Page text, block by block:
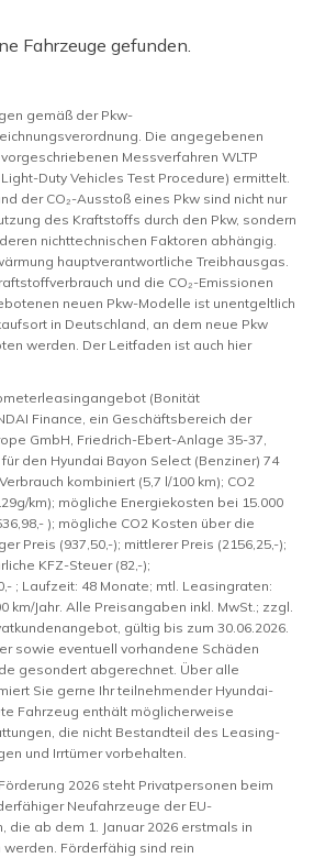
Fahrzeuge gefunden.
gemäß der Pkw-
Die angegebenen
Messverfahren WLTP
Duty Vehicles Test Procedure) ermittelt.
der CO₂-Ausstoß eines Pkw sind nicht nur
des Kraftstoffs durch den Pkw, sondern
nichttechnischen Faktoren abhängig.
hauptverantwortliche Treibhausgas.
und die CO₂-Emissionen
neuen Pkw-Modelle ist unentgeltlich
in Deutschland, an dem neue Pkw
werden. Der Leitfaden ist auch hier
(Bonität
Finance, ein Geschäftsbereich der
GmbH, Friedrich-Ebert-Anlage 35-37,
den Hyundai Bayon Select (Benziner) 74
kombiniert (5,7 l/100 km); CO2
km); mögliche Energiekosten bei 15.000
); mögliche CO2 Kosten über die
Preis (937,50,-); mittlerer Preis (2156,25,-);
KFZ-Steuer (82,-);
; Laufzeit: 48 Monate; mtl. Leasingraten:
km/Jahr. Alle Preisangaben inkl. MwSt.; zzgl.
gültig bis zum 30.06.2026.
sowie eventuell vorhandene Schäden
gesondert abgerechnet. Über alle
Sie gerne Ihr teilnehmender Hyundai-
Fahrzeug enthält möglicherweise
die nicht Bestandteil des Leasing-
und Irrtümer vorbehalten.
2026 steht Privatpersonen beim
Neufahrzeuge der EU-
die ab dem 1. Januar 2026 erstmals in
Förderfähig sind rein